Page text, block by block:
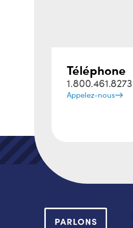
Téléphone
1.800.461.8273
Appelez-nous